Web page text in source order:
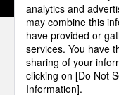
パナソニッ